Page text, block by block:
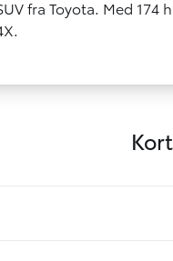
fra Toyota. Med 174